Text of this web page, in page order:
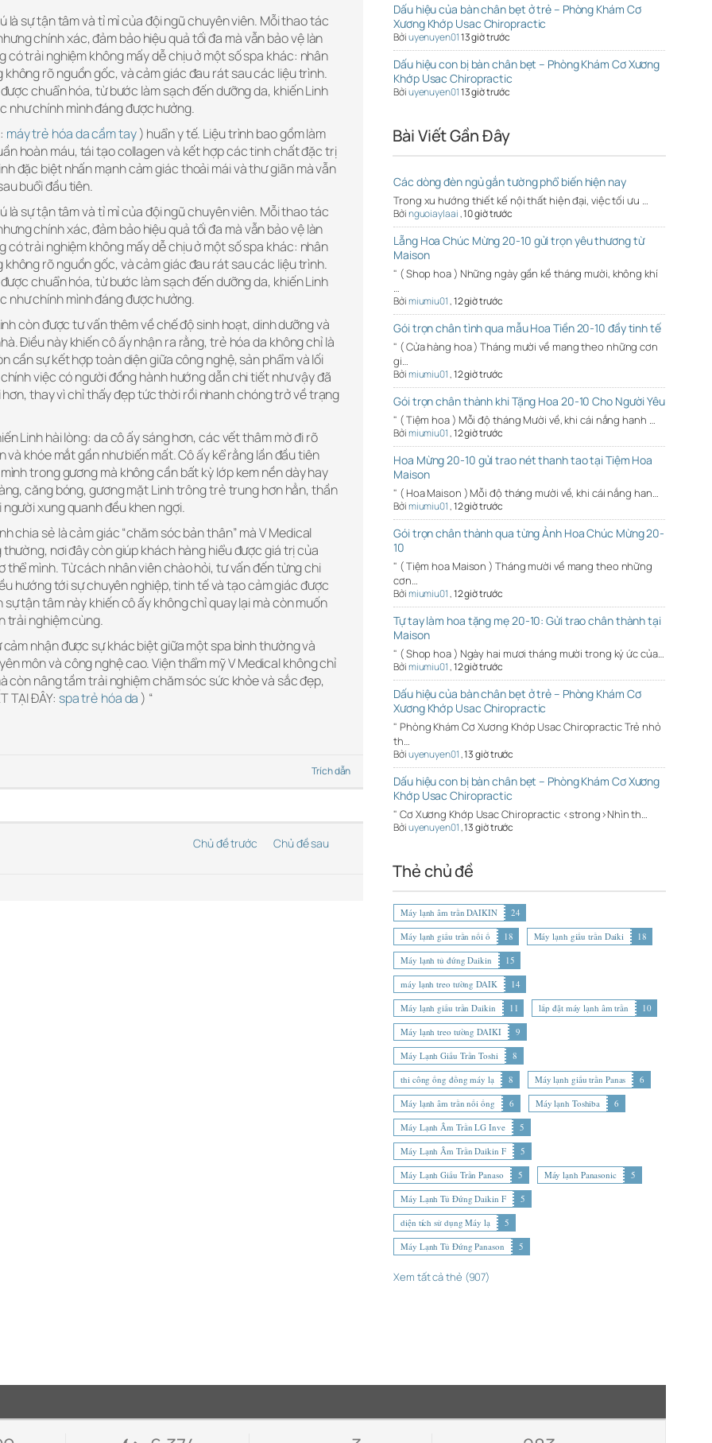
là sự tận tâm và tỉ mỉ của đội ngũ chuyên viên. Mỗi thao tác
chính xác, đảm bảo hiệu quả tối đa mà vẫn bảo vệ làn
có trải nghiệm không mấy dễ chịu ở một số spa khác: nhân
không rõ nguồn gốc, và cảm giác đau rát sau các liệu trình.
chuẩn hóa, từ bước làm sạch đến dưỡng da, khiến Linh
như chính mình đáng được hưởng.
máy trẻ hóa da cầm tay) huẩn y tế. Liệu trình bao gồm làm
hoàn máu, tái tạo collagen và kết hợp các tinh chất đặc trị
đặc biệt nhấn mạnh cảm giác thoải mái và thư giãn mà vẫn
buổi đầu tiên.
là sự tận tâm và tỉ mỉ của đội ngũ chuyên viên. Mỗi thao tác
chính xác, đảm bảo hiệu quả tối đa mà vẫn bảo vệ làn
có trải nghiệm không mấy dễ chịu ở một số spa khác: nhân
không rõ nguồn gốc, và cảm giác đau rát sau các liệu trình.
chuẩn hóa, từ bước làm sạch đến dưỡng da, khiến Linh
như chính mình đáng được hưởng.
còn được tư vấn thêm về chế độ sinh hoạt, dinh dưỡng và
Điều này khiến cô ấy nhận ra rằng, trẻ hóa da không chỉ là
cần sự kết hợp toàn diện giữa công nghệ, sản phẩm và lối
việc có người đồng hành hướng dẫn chi tiết như vậy đã
thay vì chỉ thấy đẹp tức thời rồi nhanh chóng trở về trạng
Linh hài lòng: da cô ấy sáng hơn, các vết thâm mờ đi rõ
khóe mắt gần như biến mất. Cô ấy kể rằng lần đầu tiên
trong gương mà không cần bất kỳ lớp kem nền dày hay
căng bóng, gương mặt Linh trông trẻ trung hơn hẳn, thần
xung quanh đều khen ngợi.
chia sẻ là cảm giác “chăm sóc bản thân” mà V Medical
thường, nơi đây còn giúp khách hàng hiểu được giá trị của
mình. Từ cách nhân viên chào hỏi, tư vấn đến từng chi
hướng tới sự chuyên nghiệp, tinh tế và tạo cảm giác được
tận tâm này khiến cô ấy không chỉ quay lại mà còn muốn
trải nghiệm cùng.
nhận được sự khác biệt giữa một spa bình thường và
môn và công nghệ cao. Viện thẩm mỹ V Medical không chỉ
còn nâng tầm trải nghiệm chăm sóc sức khỏe và sắc đẹp,
TẠI ĐÂY: spa trẻ hóa da ) “
Trích dẫn
Chủ đề trước Chủ đề sau
Dấu hiệu của bàn chân bẹt ở trẻ – Phòng Khám Cơ
Xương Khớp Usac Chiropractic
Bởiuyenuyen0113 giờ trước
Dấu hiệu con bị bàn chân bẹt – Phòng Khám Cơ Xương
Khớp Usac Chiropractic
Bởiuyenuyen0113 giờ trước
Bài Viết Gần Đây
Các dòng đèn ngủ gắn tường phổ biến hiện nay
Trong xu hướng thiết kế nội thất hiện đại, việc tối ưu …
Bởinguoiaylaai,10 giờ trước
Lẵng Hoa Chúc Mừng 20-10 gửi trọn yêu thương từ
Maison
" ( Shop hoa ) Những ngày gần kề tháng mười, không khí
…
Bởimiumiu01,12 giờ trước
Gói trọn chân tình qua mẫu Hoa Tiền 20-10 đầy tinh tế
" ( Cửa hàng hoa ) Tháng mười về mang theo những cơn
gi…
Bởimiumiu01,12 giờ trước
Gói trọn chân thành khi Tặng Hoa 20-10 Cho Người Yêu
" ( Tiệm hoa ) Mỗi độ tháng Mười về, khi cái nắng hanh …
Bởimiumiu01,12 giờ trước
Hoa Mừng 20-10 gửi trao nét thanh tao tại Tiệm Hoa
Maison
" ( Hoa Maison ) Mỗi độ tháng mười về, khi cái nắng han…
Bởimiumiu01,12 giờ trước
Gói trọn chân thành qua từng Ảnh Hoa Chúc Mừng 20-
10
" ( Tiệm hoa Maison ) Tháng mười về mang theo những
cơn…
Bởimiumiu01,12 giờ trước
Tự tay làm hoa tặng mẹ 20-10: Gửi trao chân thành tại
Maison
" ( Shop hoa ) Ngày hai mươi tháng mười trong ký ức của…
Bởimiumiu01,12 giờ trước
Dấu hiệu của bàn chân bẹt ở trẻ – Phòng Khám Cơ
Xương Khớp Usac Chiropractic
" Phòng Khám Cơ Xương Khớp Usac Chiropractic Trẻ nhỏ
th…
Bởiuyenuyen01,13 giờ trước
Dấu hiệu con bị bàn chân bẹt – Phòng Khám Cơ Xương
Khớp Usac Chiropractic
" Cơ Xương Khớp Usac Chiropractic <strong>Nhìn th…
Bởiuyenuyen01,13 giờ trước
Thẻ chủ đề
Máy lạnh âm trần DAIKIN
24
Máy lạnh giấu trần nối ố
18 Máy lạnh giấu trần Daiki
18
Máy lạnh tủ đứng Daikin
15
máy lạnh treo tường DAIK
14
Máy lạnh giấu trần Daikin
11 lắp đặt máy lạnh âm trần
10
Máy lạnh treo tường DAIKI
9
Máy Lạnh Giấu Trần Toshi
8
thi công ống đồng máy lạ
8 Máy lạnh giấu trần Panas
6
Máy lạnh âm trần nối ống
6 Máy lạnh Toshiba
6
Máy Lạnh Âm Trần LG Inve
5
Máy Lạnh Âm Trần Daikin F
5
Máy Lạnh Giấu Trần Panaso
5 Máy lạnh Panasonic
5
Máy Lạnh Tủ Đứng Daikin F
5
diện tích sử dụng Máy lạ
5
Máy Lạnh Tủ Đứng Panason
5
Xem tất cả thẻ (907)